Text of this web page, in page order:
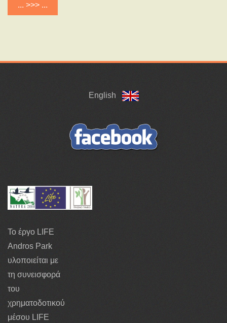
... >>> ...
English
Το έργο LIFE
Andros Park
υλοποιείται με
τη συνεισφορά
του
χρηματοδοτικού
μέσου LIFE